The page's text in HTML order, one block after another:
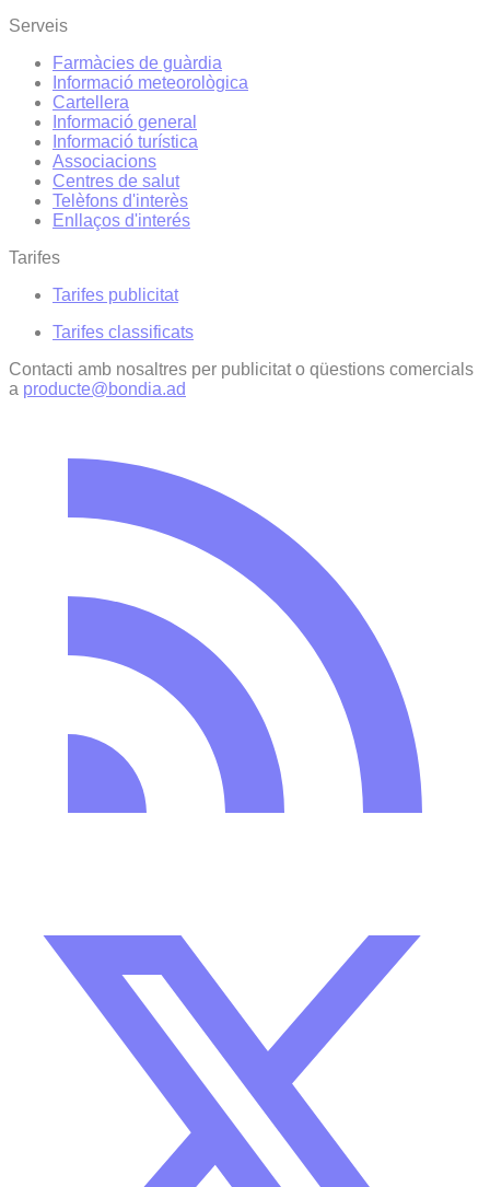
Serveis
Farmàcies de guàrdia
Informació meteorològica
Cartellera
Informació general
Informació turística
Associacions
Centres de salut
Telèfons d'interès
Enllaços d'interés
Tarifes
Tarifes publicitat
Tarifes classificats
Contacti amb nosaltres per publicitat o qüestions comercials
a producte@bondia.ad